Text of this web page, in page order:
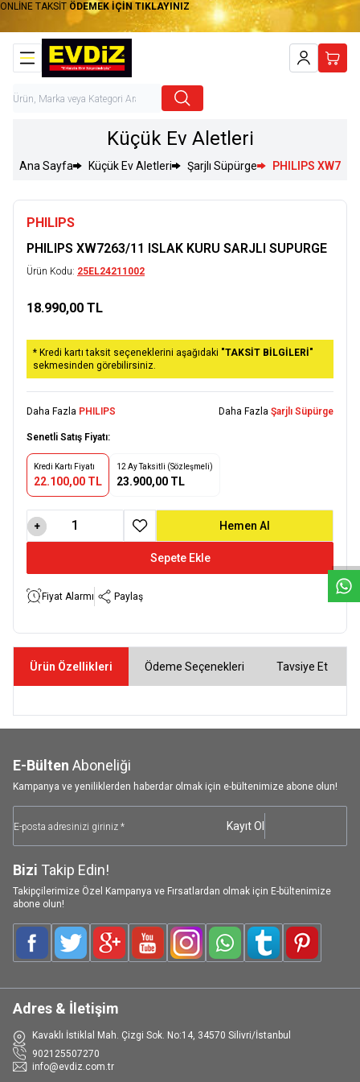
ONLİNE TAKSİT ÖDEMEK İÇİN TIKLAYINIZ
Hesabım
Küçük Ev Aletleri
Ana Sayfa Küçük Ev Aletleri Şarjlı Süpürge PHILIPS
PHILIPS
PHILIPS XW7263/11 ISLAK KURU SARJLI SUPURGE
Ürün Kodu: 25EL24211002
18.990,00 TL
* Kredi kartı taksit seçeneklerini aşağıdaki "TAKSİT BİLGİLERİ"
sekmesinden görebilirsiniz.
Daha Fazla PHILIPS Daha Fazla Şarjlı Süpürge
Senetli Satış Fiyatı:
Kredi Kartı Fiyatı
22.100,00 TL
12 Ay Taksitli (Sözleşmeli)
23.900,00 TL
Sepete Ekle
Hemen Al
Favoriye Ekle
Fiyat Alarmı Paylaş
Ürün Özellikleri Ödeme Seçenekleri Tavsiye Et
E-Bülten Aboneliği
Kampanya ve yeniliklerden haberdar olmak için e-bültenimize abone olun!
Kayıt Ol
Bizi Takip Edin!
Takipçilerimize Özel Kampanya ve Fırsatlardan olmak için E-bültenimize
abone olun!
FacebookTwitterGoogle-PlusYoutubeInstagramWhatsAppTumblrPinterest
Adres & İletişim
Kavaklı İstiklal Mah. Çizgi Sok. No:14, 34570 Silivri/İstanbul
902125507270
info@evdiz.com.tr